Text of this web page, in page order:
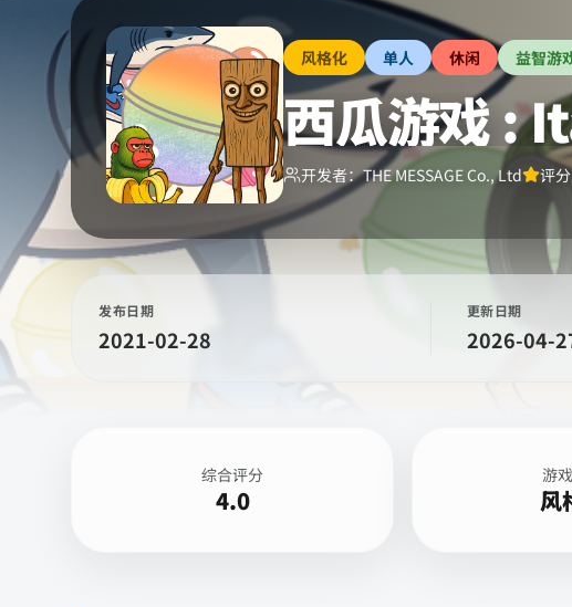
风格化 单人 休闲 益智游
西瓜游戏 :
开发者：THE MESSAGE Co., Ltd 评
发布日期
2021-02-28
更新日期
2026-04-
综合评分
4.0
游
风